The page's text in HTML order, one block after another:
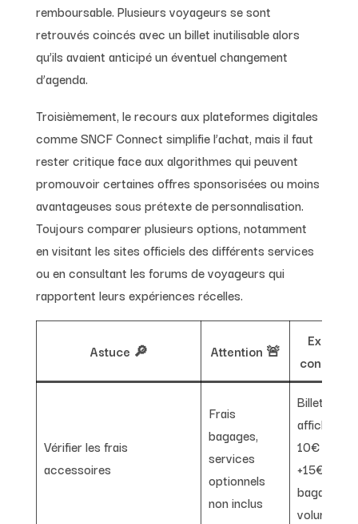
remboursable. Plusieurs voyageurs se sont
retrouvés coincés avec un billet inutilisable alors
qu’ils avaient anticipé un éventuel changement
d’agenda.
Troisièmement, le recours aux plateformes digitales
comme SNCF Connect simplifie l’achat, mais il faut
rester critique face aux algorithmes qui peuvent
promouvoir certaines offres sponsorisées ou moins
avantageuses sous prétexte de personnalisation.
Toujours comparer plusieurs options, notamment
en visitant les sites officiels des différents services
ou en consultant les forums de voyageurs qui
rapportent leurs expériences récelles.
Astuce 🔎 Attention 🚨
Exemple
concret
Vérifier les frais
accessoires
Frais
bagages,
services
optionnels
non inclus
Billet
affiché à
10€ mais
+15€ pour
bagage
volumineux